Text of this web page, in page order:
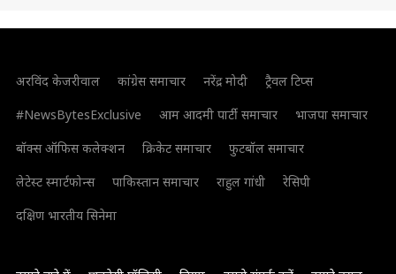
अरविंद केजरीवाल कांग्रेस समाचार नरेंद्र मोदी
ट्रैवल टिप्स
#NewsBytesExclusive
आम आदमी पार्टी समाचार
भाजपा समाचार
बॉक्स ऑफिस कलेक्शन
क्रिकेट समाचार
फुटबॉल समाचार
लेटेस्ट स्मार्टफोन्स
पाकिस्तान समाचार राहुल गांधी
रेसिपी
दक्षिण भारतीय सिनेमा